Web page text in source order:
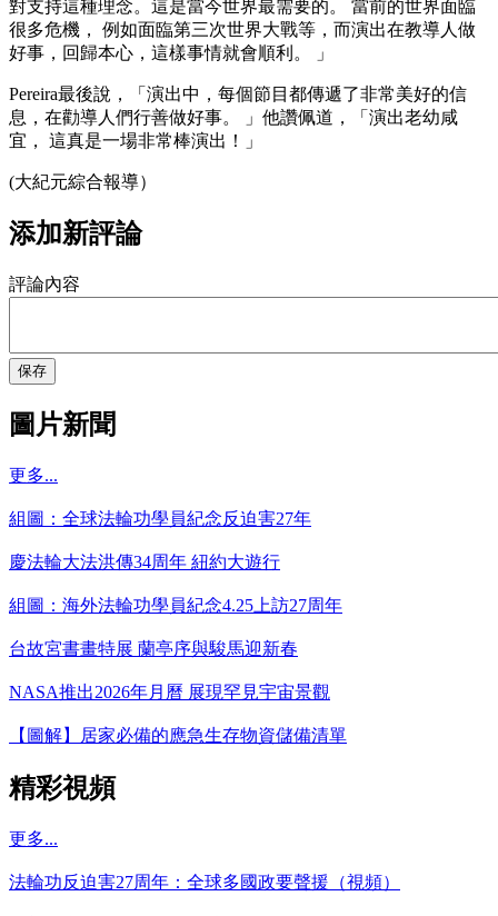
對支持這種理念。這是當今世界最需要的。 當前的世界面臨
很多危機， 例如面臨第三次世界大戰等，而演出在教導人做
好事，回歸本心，這樣事情就會順利。 」
Pereira最後說，「演出中，每個節目都傳遞了非常美好的信
息，在勸導人們行善做好事。 」他讚佩道，「演出老幼咸
宜， 這真是一場非常棒演出！」
(大紀元綜合報導）
添加新評論
評論內容
保存
圖片新聞
更多...
組圖：全球法輪功學員紀念反迫害27年
慶法輪大法洪傳34周年 紐約大遊行
組圖：海外法輪功學員紀念4.25上訪27周年
台故宮書畫特展 蘭亭序與駿馬迎新春
NASA推出2026年月曆 展現罕見宇宙景觀
【圖解】居家必備的應急生存物資儲備清單
精彩視頻
更多...
法輪功反迫害27周年：全球多國政要聲援（視頻）